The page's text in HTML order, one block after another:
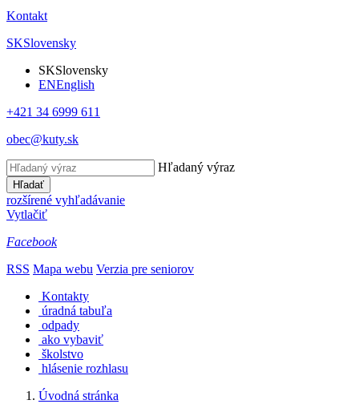
Kontakt
SKSlovensky
SKSlovensky
ENEnglish
+421 34 6999 611
obec@kuty.sk
Hľadaný výraz
Hľadať
rozšírené vyhľadávanie
Vytlačiť
Facebook
RSS Mapa webu Verzia pre seniorov
Kontakty
úradná tabuľa
odpady
ako vybaviť
školstvo
hlásenie rozhlasu
Úvodná stránka